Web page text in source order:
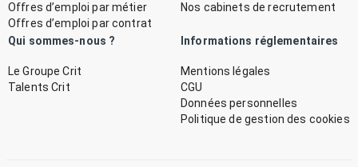
Offres d’emploi par métier
Offres d’emploi par contrat
Nos cabinets de recrutement
Qui sommes-nous ?
Le Groupe Crit
Talents Crit
Informations réglementaires
Mentions légales
CGU
Données personnelles
Politique de gestion des cookies